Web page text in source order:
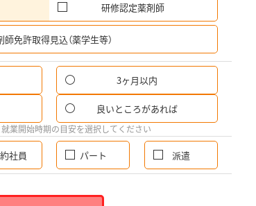
研修認定薬剤師
師免許取得見込（薬学生等）
3ヶ月以内
良いところがあれば
業開始時期の目安を選択してください
社員 パート 派遣